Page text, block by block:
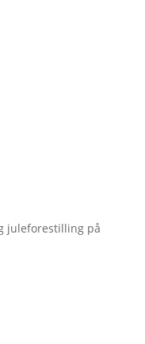
juleforestilling på